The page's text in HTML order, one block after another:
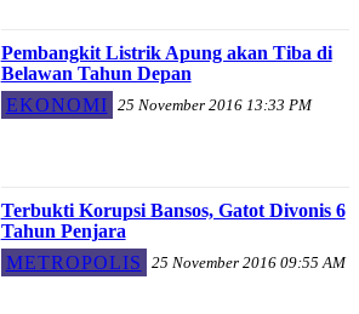
Pembangkit Listrik Apung akan Tiba di
Belawan Tahun Depan
EKONOMI 25 November 2016 13:33 PM
Terbukti Korupsi Bansos, Gatot Divonis 6
Tahun Penjara
METROPOLIS
25 November 2016 09:55 AM